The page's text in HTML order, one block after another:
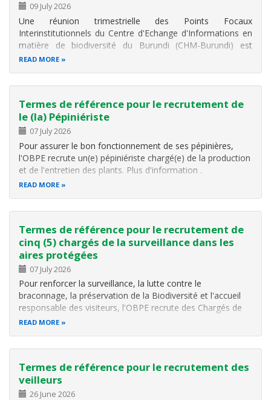
09 July 2026
Une réunion trimestrielle des Points Focaux
Interinstitutionnels du Centre d'Echange d'Informations en
matière de biodiversité du Burundi (CHM-Burundi) est
organisée le jeudi 9 juillet 2026 à Jabe au Centre de
READ MORE
Termes de référence pour le recrutement de
le (la) Pépiniériste
07 July 2026
Pour assurer le bon fonctionnement de ses pépinières,
l'OBPE recrute un(e) pépiniériste chargé(e) de la production
et de l'entretien des plants. Plus d'information .
READ MORE
Termes de référence pour le recrutement de
cinq (5) chargés de la surveillance dans les
aires protégées
07 July 2026
Pour renforcer la surveillance, la lutte contre le
braconnage, la préservation de la Biodiversité et l'accueil
responsable des visiteurs, l'OBPE recrute des Chargés de
surveillance dans ses aires protégées. Pour plus
READ MORE
Termes de référence pour le recrutement des
veilleurs
26 June 2026